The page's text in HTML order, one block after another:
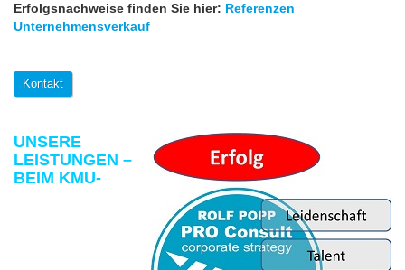
Erfolgsnachweise finden Sie hier: Referenzen
Unternehmensverkauf
Kontakt
UNSERE
LEISTUNGEN –
BEIM KMU-